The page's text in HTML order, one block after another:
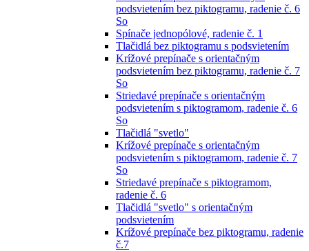
podsvietením bez piktogramu, radenie č. 6
So
Spínače jednopólové, radenie č. 1
Tlačidlá bez piktogramu s podsvietením
Krížové prepínače s orientačným
podsvietením bez piktogramu, radenie č. 7
So
Striedavé prepínače s orientačným
podsvietením s piktogramom, radenie č. 6
So
Tlačidlá "svetlo"
Krížové prepínače s orientačným
podsvietením s piktogramom, radenie č. 7
So
Striedavé prepínače s piktogramom,
radenie č. 6
Tlačidlá "svetlo" s orientačným
podsvietením
Krížové prepínače bez piktogramu, radenie
č.7